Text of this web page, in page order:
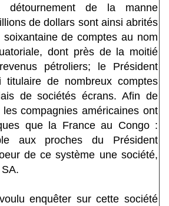
détournement de la manne
de dollars sont ainsi abrités
de comptes au nom
dont près de la moitié
pétroliers; le Président
titulaire de nombreux comptes
de sociétés écrans. Afin de
compagnies américaines ont
que la France au Congo :
aux proches du Président
de ce système une société,
enquêter sur cette société